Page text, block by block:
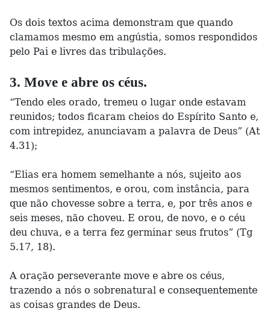
Os dois textos acima demonstram que quando
clamamos mesmo em angústia, somos respondidos
pelo Pai e livres das tribulações.
3. Move e abre os céus.
“Tendo eles orado, tremeu o lugar onde estavam
reunidos; todos ficaram cheios do Espírito Santo e,
com intrepidez, anunciavam a palavra de Deus” (At
4.31);
“Elias era homem semelhante a nós, sujeito aos
mesmos sentimentos, e orou, com instância, para
que não chovesse sobre a terra, e, por três anos e
seis meses, não choveu. E orou, de novo, e o céu
deu chuva, e a terra fez germinar seus frutos” (Tg
5.17, 18).
A oração perseverante move e abre os céus,
trazendo a nós o sobrenatural e consequentemente
as coisas grandes de Deus.